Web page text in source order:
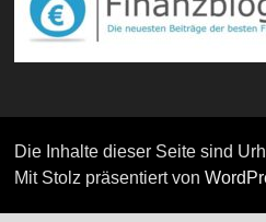
Die Inhalte dieser Seite sind
Mit Stolz präsentiert von